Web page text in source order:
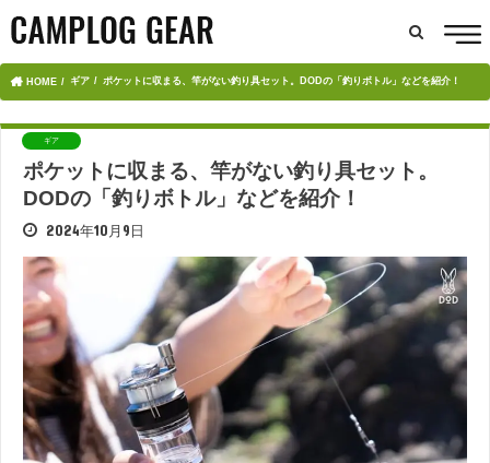
HOME ギア ポケットに収まる、竿がない釣り具セット。DODの「釣りボトル」などを紹介！
ギア
ポケットに収まる、竿がない釣り具セット。
DODの「釣りボトル」などを紹介！
2024年10月9日